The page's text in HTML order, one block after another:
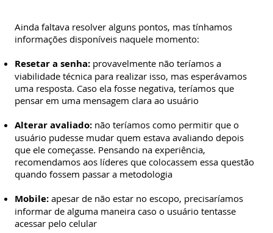
Ainda faltava resolver alguns pontos, mas tínhamos
informações disponíveis naquele momento:
Resetar a senha: provavelmente não teríamos a
viabilidade técnica para realizar isso, mas esperávamos
uma resposta. Caso ela fosse negativa, teríamos que
pensar em uma mensagem clara ao usuário
Alterar avaliado: não teríamos como permitir que o
usuário pudesse mudar quem estava avaliando depois
que ele começasse. Pensando na experiência,
recomendamos aos líderes que colocassem essa questão
quando fossem passar a metodologia
Mobile: apesar de não estar no escopo, precisaríamos
informar de alguma maneira caso o usuário tentasse
acessar pelo celular